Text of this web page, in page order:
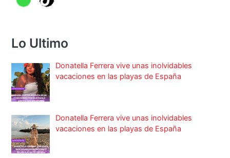
Lo Ultimo
Donatella Ferrera vive unas inolvidables
vacaciones en las playas de España
Donatella Ferrera vive unas inolvidables
vacaciones en las playas de España